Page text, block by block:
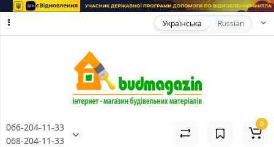
Українська Russian
066-204-11-33
068-204-11-33
0